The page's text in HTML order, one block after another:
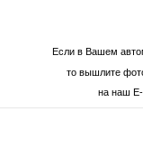
Если в Вашем
то вышлите
на наш